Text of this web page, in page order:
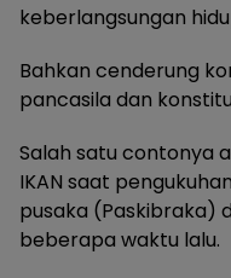
keberlangsungan
Bahkan cenderung
pancasila dan
Salah satu contonya
IKAN saat
pusaka (Paskibraka)
beberapa waktu lalu.